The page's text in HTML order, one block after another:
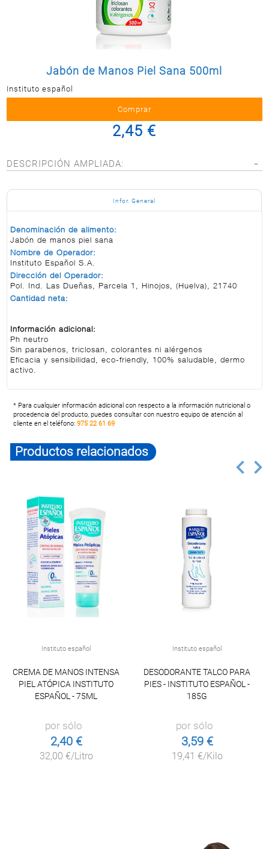
Postal
Jabón de Manos Piel Sana 500ml
Instituto español
2,45 €
DESCRIPCIÓN AMPLIADA:
Infor. General
Denominación de alimento:
Jabón de manos piel sana
Nombre de Operador:
Instituto Español S.A.
Dirección del Operador:
Pol. Ind. Las Dueñas, Parcela 1, Hinojos, (Huelva), 21740
Cantidad neta:
Información adicional:
Ph neutro
Sin parabenos, triclosan, colorantes ni alérgenos
Eficacia y sensibilidad, eco-friendly, 100% saludable, dermo
activo.
* Para cualquier información adicional con respecto a la información nutricional o
procedencia del producto, puedes consultar con nuestro equipo de atención al
cliente en el teléfono:975 22 61 69
Productos relacionados
Instituto español
CREMA DE MANOS INTENSA
PIEL ATÓPICA INSTITUTO
ESPAÑOL - 75ML
por sólo
2,40 €
32,00 €/Litro
Instituto español
DESODORANTE TALCO PARA
PIES - INSTITUTO ESPAÑOL -
185G
por sólo
3,59 €
19,41 €/Kilo